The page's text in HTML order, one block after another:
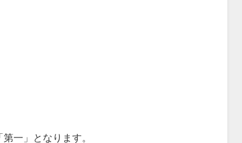
一」となります。